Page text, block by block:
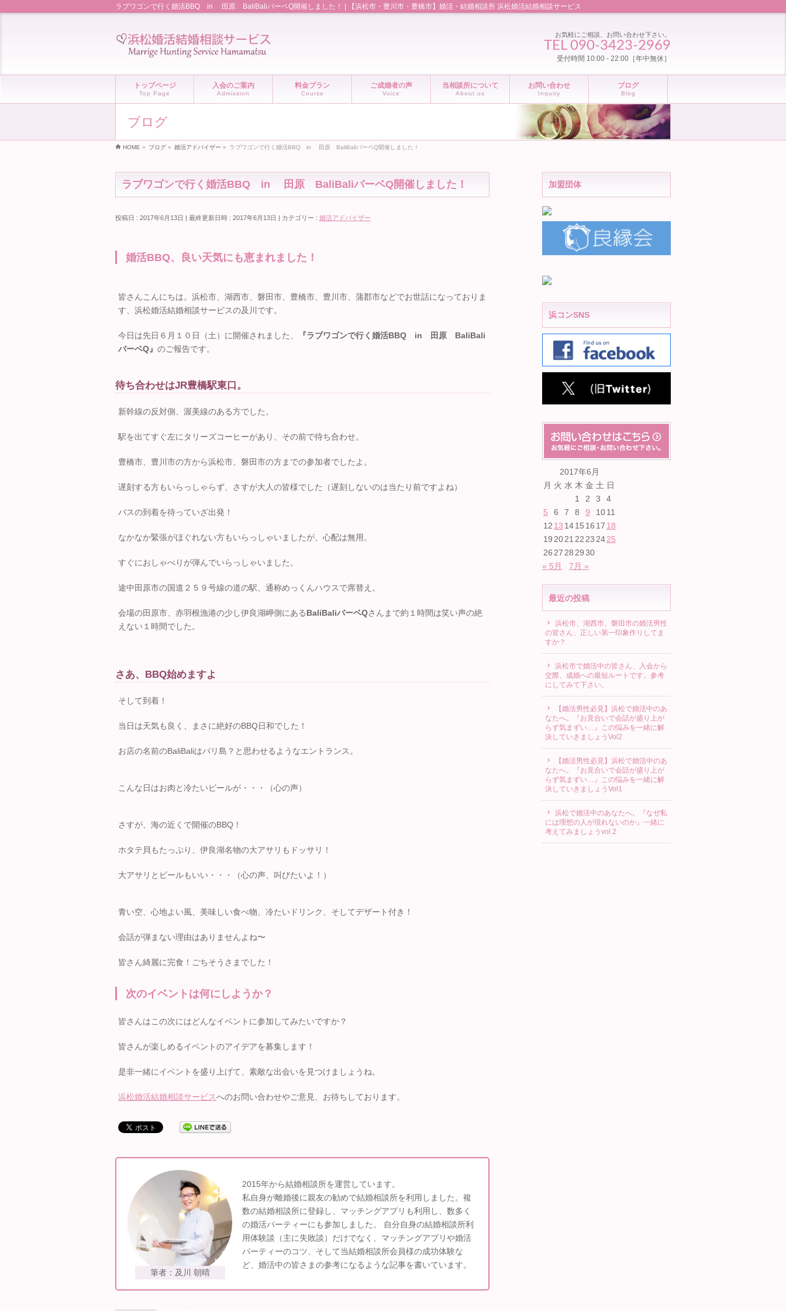
ラブワゴンで行く婚活BBQ in 田原 BaliBaliバーベQ開催しました！ | 【浜松市・豊川市・豊橋市】婚活・結婚相談所 浜松婚活結婚相談サービス
お気軽にご相談、お問い合わせ下さい。
TEL 090-3423-2969
受付時間 10:00 - 22:00［年中無休］
トップページ
Top Page
入会のご案内
Admission
料金プラン
Course
ご成婚者の声
Voice
当相談所について
About us
お問い合わせ
Inquiry
ブログ
Blog
ブログ
HOME » ブログ » 婚活アドバイザー » ラブワゴンで行く婚活BBQ in 田原 BaliBaliバーベQ開催しました！
ラブワゴンで行く婚活BBQ in 田原 BaliBaliバーベQ開催しました！
投稿日 : 2017年6月13日 最終更新日時 : 2017年6月13日 カテゴリー : 婚活アドバイザー
婚活BBQ、良い天気にも恵まれました！
皆さんこんにちは。浜松市、湖西市、磐田市、豊橋市、豊川市、蒲郡市などでお世話になっておりま
す、浜松婚活結婚相談サービスの及川です。
今日は先日６月１０日（土）に開催されました、
『ラブワゴンで行く婚活BBQ in 田原 BaliBali
バーベQ』 のご報告です。
待ち合わせはJR豊橋駅東口。
新幹線の反対側、渥美線のある方でした。
駅を出てすぐ左にタリーズコーヒーがあり、その前で待ち合わせ。
豊橋市、豊川市の方から浜松市、磐田市の方までの参加者でしたよ。
遅刻する方もいらっしゃらず、さすが大人の皆様でした（遅刻しないのは当たり前ですよね）
バスの到着を待っていざ出発！
なかなか緊張がほぐれない方もいらっしゃいましたが、心配は無用。
すぐにおしゃべりが弾んでいらっしゃいました。
途中田原市の国道２５９号線の道の駅、通称めっくんハウスで席替え。
会場の田原市、赤羽根漁港の少し伊良湖岬側にあるBaliBaliバーベQさんまで約１時間は笑い声の絶
えない１時間でした。
さあ、BBQ始めますよ
そして到着！
当日は天気も良く、まさに絶好のBBQ日和でした！
お店の名前のBaliBaliはバリ島？と思わせるようなエントランス。
こんな日はお肉と冷たいビールが・・・（心の声）
さすが、海の近くで開催のBBQ！
ホタテ貝もたっぷり、伊良湖名物の大アサリもドッサリ！
大アサリとビールもいい・・・（心の声、叫びたいよ！）
青い空、心地よい風、美味しい食べ物、冷たいドリンク、そしてデザート付き！
会話が弾まない理由はありませんよね〜
皆さん綺麗に完食！ごちそうさまでした！
次のイベントは何にしようか？
皆さんはこの次にはどんなイベントに参加してみたいですか？
皆さんが楽しめるイベントのアイデアを募集します！
是非一緒にイベントを盛り上げて、素敵な出会いを見つけましょうね。
浜松婚活結婚相談サービスへのお問い合わせやご意見、お待ちしております。
筆者：及川 朝晴
2015年から結婚相談所を運営しています。
私自身が離婚後に親友の勧めで結婚相談所を利用しました。複
数の結婚相談所に登録し、マッチングアプリも利用し、数多く
の婚活パーティーにも参加しました。 自分自身の結婚相談所利
用体験談（主に失敗談）だけでなく、マッチングアプリや婚活
パーティーのコツ、そして当結婚相談所会員様の成功体験な
ど、婚活中の皆さまの参考になるような記事を書いています。
加盟団体
浜コンSNS
2017年6月
月 火 水 木 金 土 日
1
2 3
4
5
6 7 8 9 1011
12 13 1415 16 17 18
19202122232425
2627282930
« 5月
7月 »
最近の投稿
浜松市、湖西市、磐田市の婚活男性
の皆さん、正しい第一印象作りしてま
すか？
浜松市で婚活中の皆さん、入会から
交際、成婚への最短ルートです。参考
にしてみて下さい。
【婚活男性必見】浜松で婚活中のあ
なたへ。『お見合いで会話が盛り上が
らず気まずい…』この悩みを一緒に解
決していきましょうVol2
【婚活男性必見】浜松で婚活中のあ
なたへ。『お見合いで会話が盛り上が
らず気まずい…』この悩みを一緒に解
決していきましょうVol1
浜松で婚活中のあなたへ。『なぜ私
には理想の人が現れないのか』一緒に
考えてみましょうvol.2